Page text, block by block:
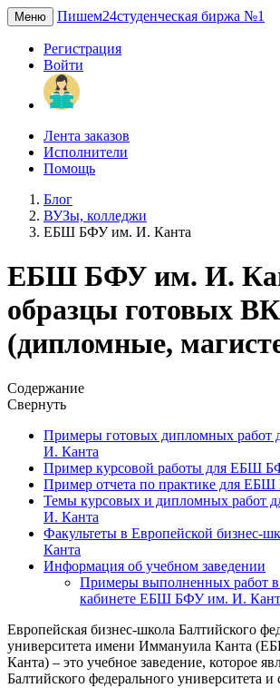
Меню Пишем24студенческая биржа №1
Регистрация
Войти
Лента заказов
Исполнители
Помощь
Блог
ВУЗы, колледжи
ЕБШ БФУ им. И. Канта
ЕБШ БФУ им. И.
образцы готовых
(дипломные,
Содержание
Свернуть
Примеры готовых дипломных
И. Канта
Пример курсовой работы для ЕБШ
Пример отчета по практике для
Темы курсовых и дипломных работ
И. Канта
Факультеты в Европейской бизнес-
Канта
Информация об учебном заведении
Примеры выполненных работ
кабинете ЕБШ БФУ им. И.
Европейская бизнес-школа Балтийского
университета имени Иммануила Канта
Канта) – это учебное заведение, которое
Балтийского федерального университета и